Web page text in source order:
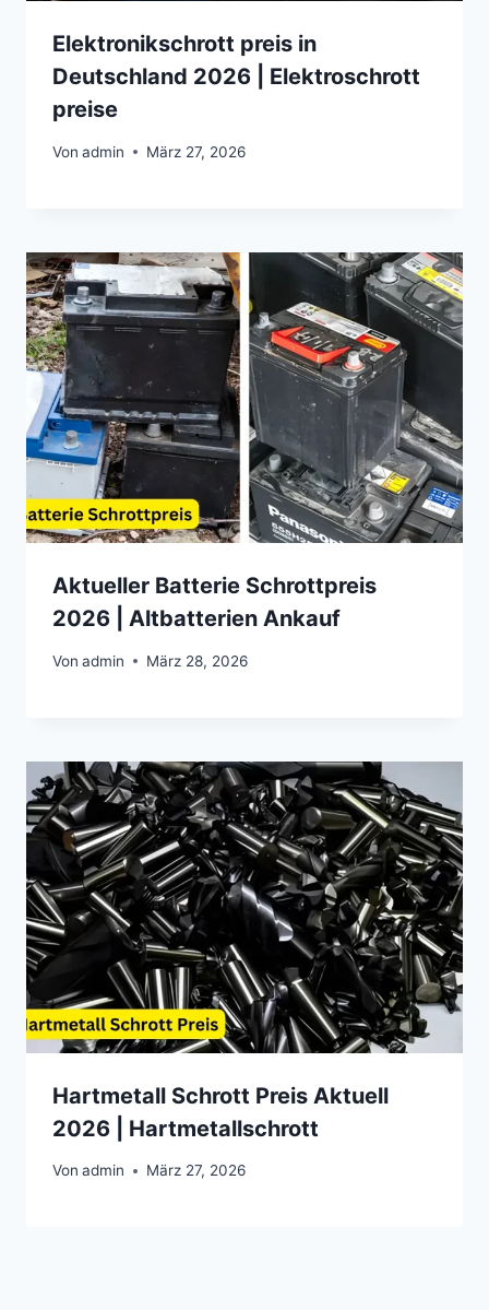
Elektronikschrott preis in
Deutschland 2026 | Elektroschrott
preise
Von admin März 27, 2026
Aktueller Batterie Schrottpreis
2026 | Altbatterien Ankauf
Von admin März 28, 2026
Hartmetall Schrott Preis Aktuell
2026 | Hartmetallschrott
Von admin März 27, 2026